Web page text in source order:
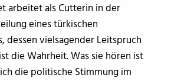
arbeitet als Cutterin in der
eines türkischen
dessen vielsagender Leitspruch
die Wahrheit. Was sie hören ist
die politische Stimmung im